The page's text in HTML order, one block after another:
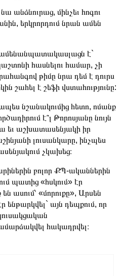
մինչեւ հոգու
երկրորդում նրան ամեն
ամենանպատակասլացն է`
հասնելու համար, չի
թիմը նրա դեմ է դուրս
շահել է շեֆի վստահությունը:
նշանակումից հետո, ոմանք
է՞լ Թորոսյանը նույն
եւ աշխատասենյակի իր
լուսանկարը, ինչպես
չկախեց։
բոլոր ՔՊ-ականներին
պատից «հսկում» էր
ասում՝ «մորուքը», Արսեն
ենթարկվել` այն դեպքում, որ
հակադրվել։